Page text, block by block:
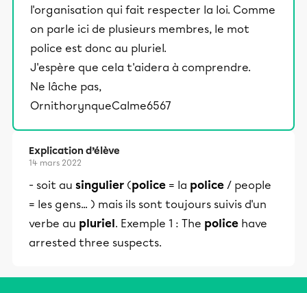
l'organisation qui fait respecter la loi. Comme
on parle ici de plusieurs membres, le mot
police est donc au pluriel.
J'espère que cela t'aidera à comprendre.
Ne lâche pas,
OrnithorynqueCalme6567
Explication d’élève
14 mars 2022
- soit au singulier (police = la police / people
= les gens... ) mais ils sont toujours suivis d'un
verbe au pluriel. Exemple 1 : The police have
arrested three suspects.